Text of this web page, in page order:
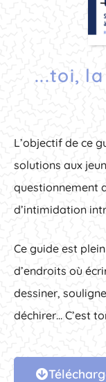
...toi,
L’objectif de ce
solutions aux
questionnement
d’intimidation
Ce guide est
d’endroits où
dessiner,
déchirer… C’est